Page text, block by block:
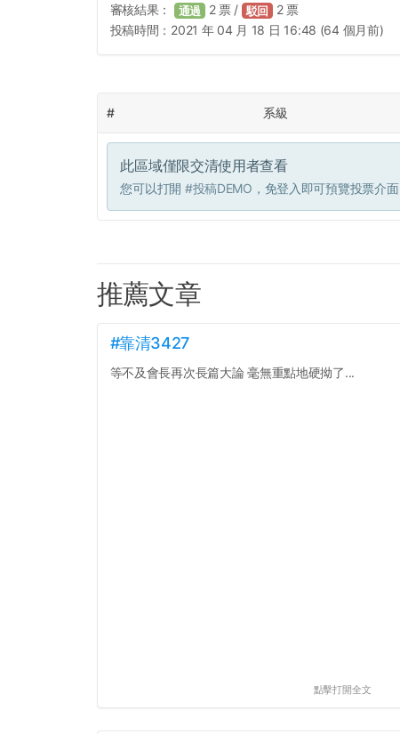
審核結果： 通過 2票 / 駁回 2票
投稿時間： 2021 年 04 月 18 日 16:48 (64 個月前)
# 系級
此區域僅限交清使用者查看
您可以打開 #投稿DEMO ，免登入即可預覽投票介面
推薦文章
#靠清3427
等不及會長再次長篇大論 毫無重點地硬拗了...
點擊打開全文